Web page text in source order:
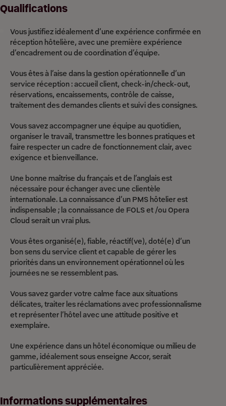
Qualifications
Vous justifiez idéalement d’une expérience confirmée en
réception hôtelière, avec une première expérience
d’encadrement ou de coordination d’équipe.
Vous êtes à l’aise dans la gestion opérationnelle d’un
service réception : accueil client, check-in/check-out,
réservations, encaissements, contrôle de caisse,
traitement des demandes clients et suivi des consignes.
Vous savez accompagner une équipe au quotidien,
organiser le travail, transmettre les bonnes pratiques et
faire respecter un cadre de fonctionnement clair, avec
exigence et bienveillance.
Une bonne maîtrise du français et de l’anglais est
nécessaire pour échanger avec une clientèle
internationale. La connaissance d’un PMS hôtelier est
indispensable ; la connaissance de FOLS et /ou Opera
Cloud serait un vrai plus.
Vous êtes organisé(e), fiable, réactif(ve), doté(e) d’un
bon sens du service client et capable de gérer les
priorités dans un environnement opérationnel où les
journées ne se ressemblent pas.
Vous savez garder votre calme face aux situations
délicates, traiter les réclamations avec professionnalisme
et représenter l’hôtel avec une attitude positive et
exemplaire.
Une expérience dans un hôtel économique ou milieu de
gamme, idéalement sous enseigne Accor, serait
particulièrement appréciée.
Informations supplémentaires